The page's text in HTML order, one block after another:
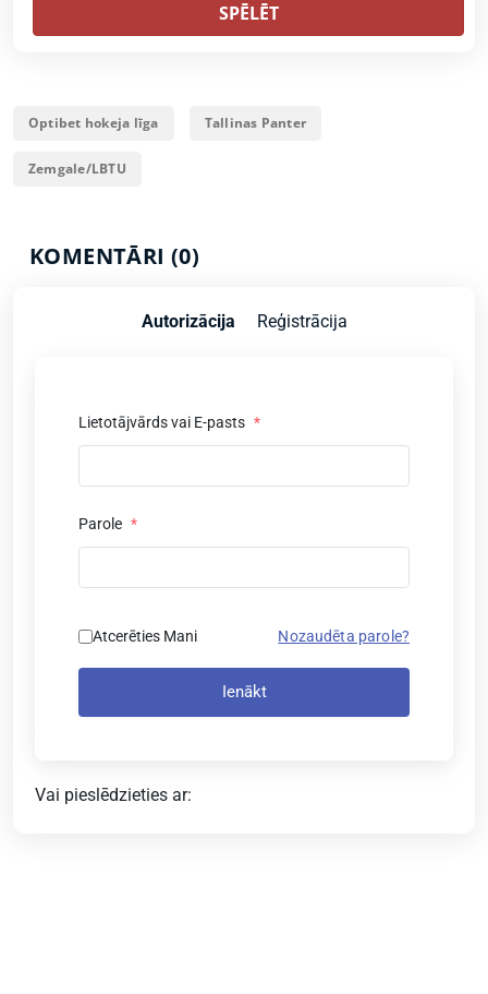
SPĒLĒT
Optibet hokeja līga Tallinas Panter
Zemgale/LBTU
KOMENTĀRI (0)
Autorizācija Reģistrācija
Lietotājvārds vai E-pasts *
Parole *
Atcerēties Mani Nozaudēta parole?
Ienākt
Vai pieslēdzieties ar: